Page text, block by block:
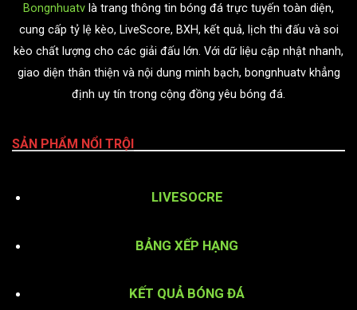
Bongnhuatv là trang thông tin bóng đá trực tuyến toàn diện,
cung cấp tỷ lệ kèo, LiveScore, BXH, kết quả, lịch thi đấu và soi
kèo chất lượng cho các giải đấu lớn. Với dữ liệu cập nhật nhanh,
giao diện thân thiện và nội dung minh bạch, bongnhuatv khẳng
định uy tín trong cộng đồng yêu bóng đá.
SẢN PHẨM NỔI TRỘI
LIVESOCRE
BẢNG XẾP HẠNG
KẾT QUẢ BÓNG ĐÁ